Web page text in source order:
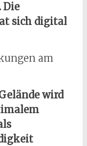
Die
sich digital
am
wird